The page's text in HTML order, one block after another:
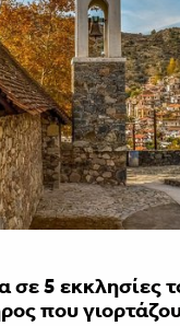
σε 5 εκκλησίες
που